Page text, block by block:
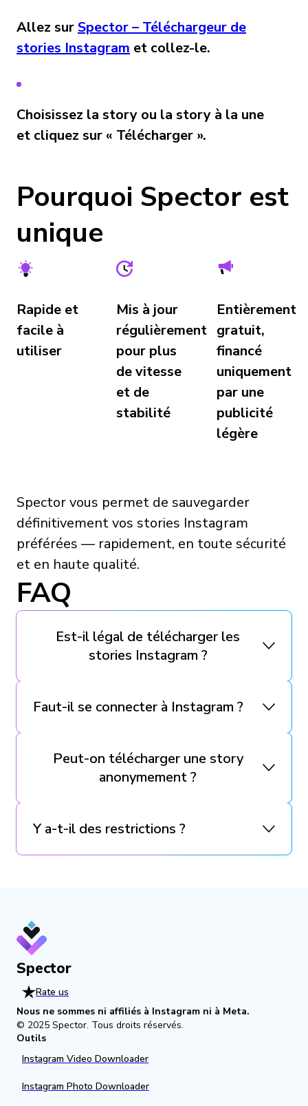
Allez surSpector – Téléchargeur de
stories Instagram et collez-le.
Choisissez la story ou la story à la une
et cliquez sur « Télécharger ».
Pourquoi Spector est
unique
Rapide et
facile à
utiliser
Mis à jour
régulièrement
pour plus
de vitesse
et de
stabilité
Entièrement
gratuit,
financé
uniquement
par une
publicité
légère
Spector vous permet de sauvegarder
définitivement vos stories Instagram
préférées — rapidement, en toute sécurité
et en haute qualité.
FAQ
Est-il légal de télécharger les
stories Instagram ?
Faut-il se connecter à Instagram ?
Peut-on télécharger une story
anonymement ?
Y a-t-il des restrictions ?
Spector
Rate us
Nous ne sommes ni affiliés à Instagram ni à Meta.
© 2025 Spector. Tous droits réservés.
Outils
Instagram Video Downloader
Instagram Photo Downloader